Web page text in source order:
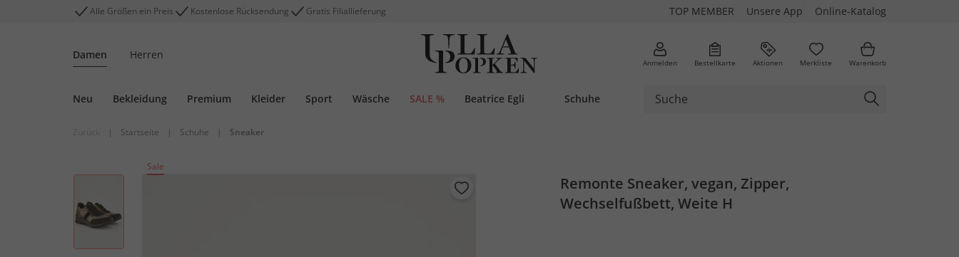
Alle Größen ein Preis Kostenlose Rücksendung Gratis Filiallieferung TOP MEMBER Unsere App Online-Katalog
Damen Herren
Anmelden Bestellkarte Aktionen Merkliste Warenkorb
Neu Bekleidung Premium Kleider Sport Wäsche SALE % Beatrice Egli Schuhe
| Startseite | Schuhe | Sneaker
Sale
Remonte Sneaker, vegan, Zipper,
Wechselfußbett, Weite H